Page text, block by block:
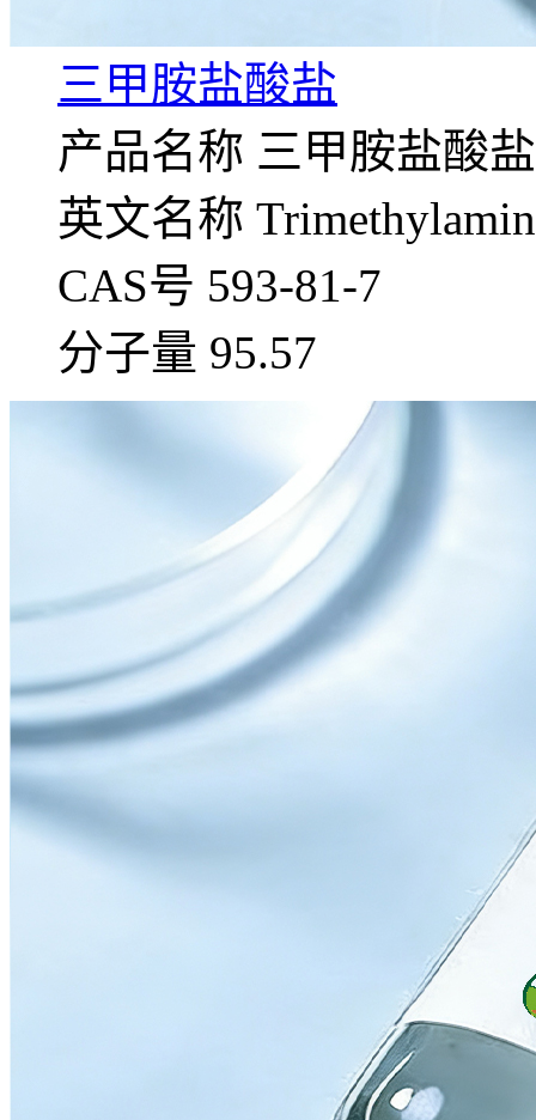
三甲胺盐酸盐
产品名称 三甲胺盐酸盐
英文名称
CAS号 593-81-7
分子量 95.57